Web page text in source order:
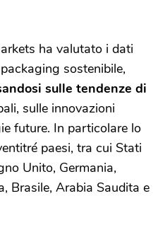
ha valutato i dati
sostenibile,
sulle tendenze di
sulle innovazioni
future. In particolare lo
paesi, tra cui Stati
Unito, Germania,
Brasile, Arabia Saudita e